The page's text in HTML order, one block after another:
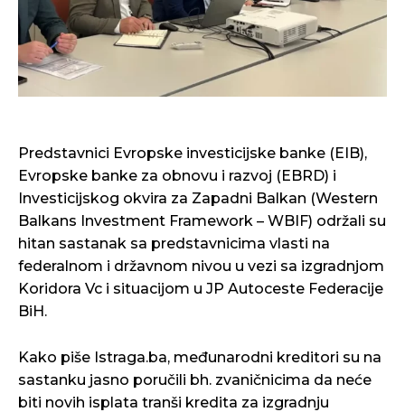
Predstavnici Evropske investicijske banke (EIB),
Evropske banke za obnovu i razvoj (EBRD) i
Investicijskog okvira za Zapadni Balkan (Western
Balkans Investment Framework – WBIF) održali su
hitan sastanak sa predstavnicima vlasti na
federalnom i državnom nivou u vezi sa izgradnjom
Koridora Vc i situacijom u JP Autoceste Federacije
BiH.
Kako piše Istraga.ba, međunarodni kreditori su na
sastanku jasno poručili bh. zvaničnicima da neće
biti novih isplata tranši kredita za izgradnju